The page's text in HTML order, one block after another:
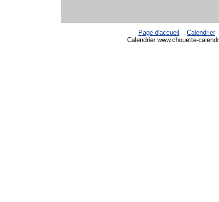
Page d'accueil – Calendrier
Calendrier www.chouette-